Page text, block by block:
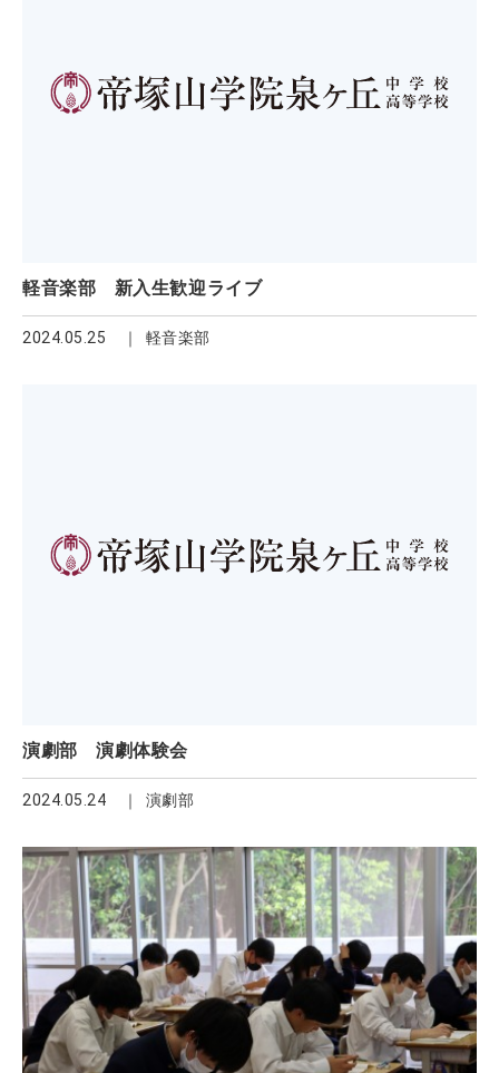
軽音楽部 新入生歓迎ライブ
2024.05.25 軽音楽部
演劇部 演劇体験会
2024.05.24 演劇部